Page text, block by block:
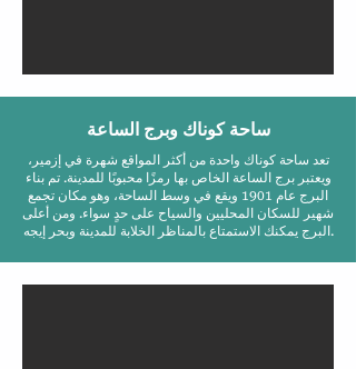
ساحة كوناك وبرج الساعة
تعد ساحة كوناك واحدة من أكثر المواقع شهرة في إزمير،
ويعتبر برج الساعة الخاص بها رمزًا محبوبًا للمدينة. تم بناء
البرج عام 1901 ويقع في وسط الساحة، وهو مكان تجمع
شهير للسكان المحليين والسياح على حدٍ سواء. ومن أعلى
البرج يمكنك الاستمتاع بالمناظر الخلابة للمدينة وبحر إيجه.